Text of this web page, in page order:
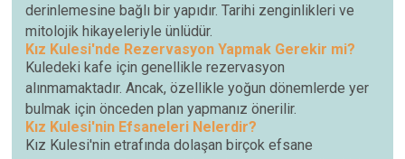
derinlemesine bağlı bir yapıdır. Tarihi zenginlikleri ve
mitolojik hikayeleriyle ünlüdür.
Kız Kulesi'nde Rezervasyon Yapmak Gerekir mi?
Kuledeki kafe için genellikle rezervasyon
alınmamaktadır. Ancak, özellikle yoğun dönemlerde yer
bulmak için önceden plan yapmanız önerilir.
Kız Kulesi'nin Efsaneleri Nelerdir?
Kız Kulesi'nin etrafında dolaşan birçok efsane